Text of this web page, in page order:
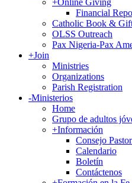
+Online Giving
Financial
Catholic Book &
OLSS Outreach
Pax Nigeria-Pax
+Join
Ministries
Organizations
Parish Registration
-Ministerios
Home
Grupo de adultos
+Información
Consejo
Calendario
Boletín
Contáctenos